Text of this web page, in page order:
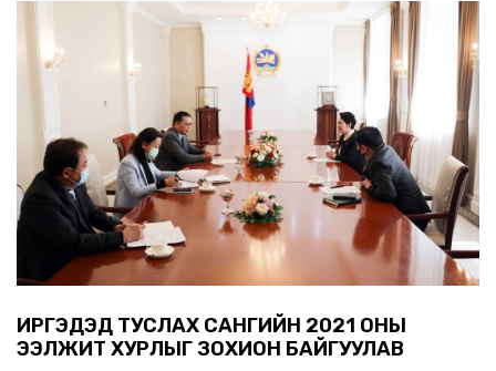
ИРГЭДЭД ТУСЛАХ САНГИЙН 2021 ОНЫ
ЭЭЛЖИТ ХУРЛЫГ ЗОХИОН БАЙГУУЛАВ